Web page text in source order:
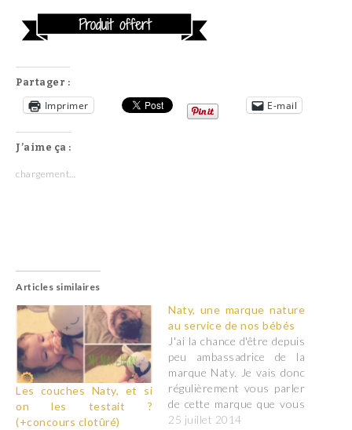
Partager :
Imprimer E-mail
J’aime ça :
chargement…
Articles similaires
Les couches Naty, et si
on les testait ?
(+concours clotûré)
Naty, une marque nature
au service de nos bébés
J'ai la chance d'être depuis
peu ambassadrice de la
marque Naty. Je vais donc
régulièrement vous parler
de cette marque que vous
ne connaissez peut-être
25 juillet 2014